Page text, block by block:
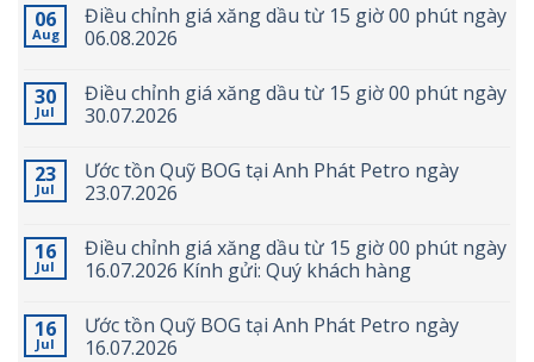
06
Aug
Điều chỉnh giá xăng dầu từ 15 giờ 00 phút ngày
06.08.2026
30
Jul
Điều chỉnh giá xăng dầu từ 15 giờ 00 phút ngày
30.07.2026
23
Jul
Ước tồn Quỹ BOG tại Anh Phát Petro ngày
23.07.2026
16
Jul
Điều chỉnh giá xăng dầu từ 15 giờ 00 phút ngày
16.07.2026 Kính gửi: Quý khách hàng
16
Jul
Ước tồn Quỹ BOG tại Anh Phát Petro ngày
16.07.2026